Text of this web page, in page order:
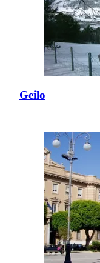
Geilo